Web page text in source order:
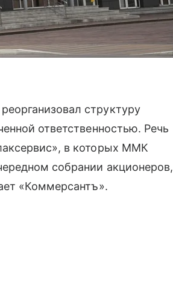
структуру
ответственностью. Речь
в которых ММК
собрании акционеров,
«Коммерсантъ».